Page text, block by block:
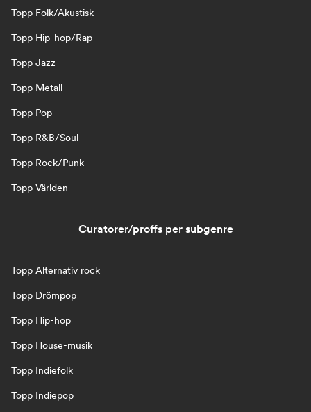
Topp Folk/Akustisk
Topp Hip-hop/Rap
Topp Jazz
Topp Metall
Topp Pop
Topp R&B/Soul
Topp Rock/Punk
Topp Världen
Curatorer/proffs per subgenre
Topp Alternativ rock
Topp Drömpop
Topp Hip-hop
Topp House-musik
Topp Indiefolk
Topp Indiepop